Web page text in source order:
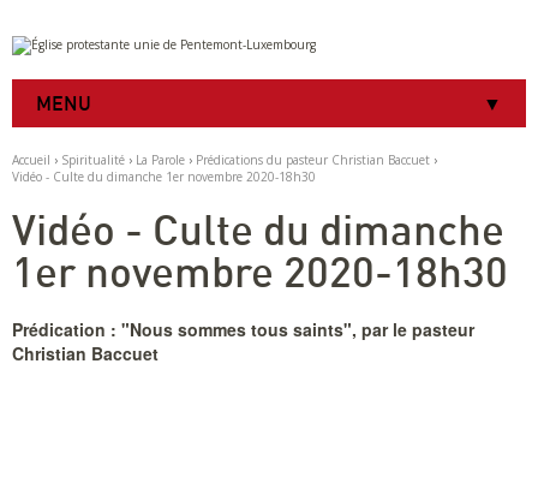
Aller
au
contenu.
à
navigation
Outils
personnels
MENU
Accueil › Spiritualité › La Parole › Prédications du pasteur Christian Baccuet ›
Vidéo - Culte du dimanche 1er novembre 2020-18h30
Vidéo - Culte du dimanche
1er novembre 2020-18h30
Prédication : "Nous sommes tous saints", par le pasteur
Christian Baccuet